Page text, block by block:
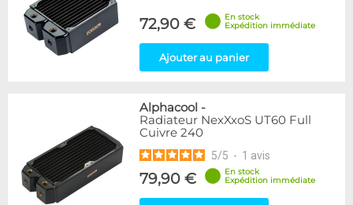
72,90 €
En stock
Expédition immédiate
Ajouter au panier
Alphacool -
Radiateur NexXxoS UT60 Full
Cuivre 240
5/5 - 1 avis
79,90 €
En stock
Expédition immédiate